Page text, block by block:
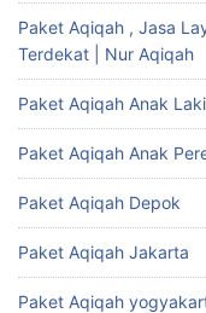
Paket Aqiqah , Jasa
Terdekat | Nur Aqiqah
Paket Aqiqah Anak Laki
Paket Aqiqah Anak
Paket Aqiqah Depok
Paket Aqiqah Jakarta
Paket Aqiqah